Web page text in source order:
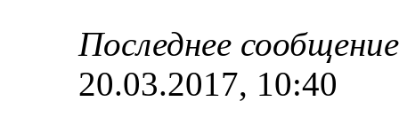
Последнее
20.03.2017, 10:40